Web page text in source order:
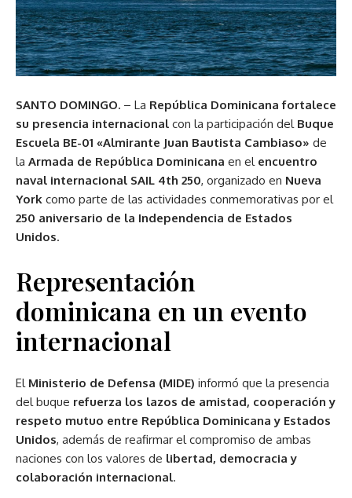
SANTO DOMINGO. – La República Dominicana fortalece
su presencia internacional con la participación del Buque
Escuela BE-01 «Almirante Juan Bautista Cambiaso» de
la Armada de República Dominicana en el encuentro
naval internacional SAIL 4th 250, organizado en Nueva
York como parte de las actividades conmemorativas por el
250 aniversario de la Independencia de Estados
Unidos.
Representación
dominicana en un evento
internacional
El Ministerio de Defensa (MIDE) informó que la presencia
del buque refuerza los lazos de amistad, cooperación y
respeto mutuo entre República Dominicana y Estados
Unidos, además de reafirmar el compromiso de ambas
naciones con los valores de libertad, democracia y
colaboración internacional.